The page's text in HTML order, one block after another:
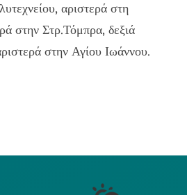
αριστερά στη
στην Στρ.Τόμπρα, δεξιά
στην Αγίου Ιωάννου.